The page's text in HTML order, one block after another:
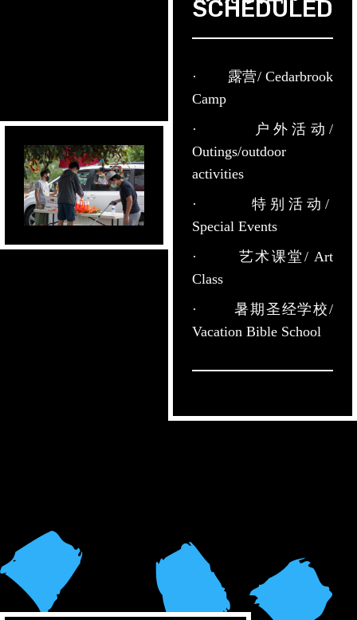
SCHEDULED
· 露营/ Cedarbrook
Camp
· 户外活动/
Outings/outdoor
activities
· 特别活动/
Special Events
· 艺术课堂/ Art
Class
· 暑期圣经学校/
Vacation Bible School